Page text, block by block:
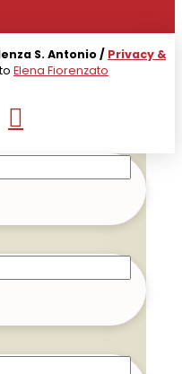
S. Antonio / Privacy &
Elena Fiorenzato